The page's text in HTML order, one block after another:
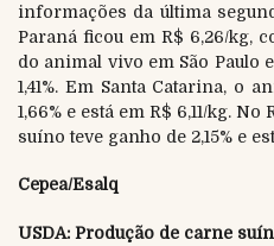
informações da última
Paraná ficou em R$ 6,26/kg,
do animal vivo em São Paulo
1,41%. Em Santa Catarina, o
1,66% e está em R$ 6,11/kg.
suíno teve ganho de 2,15% e
Cepea/Esalq
USDA: Produção de carne